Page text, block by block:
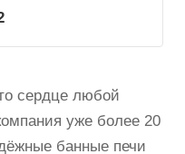
сердце любой
уже более 20
банные печи